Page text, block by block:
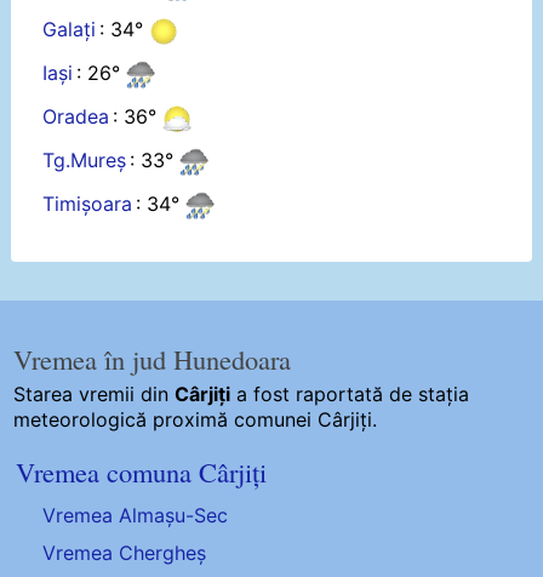
Galați : 34°
Iași : 26°
Oradea : 36°
Tg.Mureș : 33°
Timișoara : 34°
Vremea în jud Hunedoara
Starea vremii dinCârjiți a fost raportată de stația
meteorologică proximă comunei Cârjiți.
Vremea comuna Cârjiți
Vremea Almașu-Sec
Vremea Chergheș